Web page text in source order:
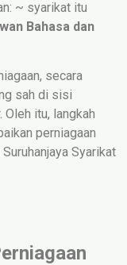
~ syarikat itu
Bahasa dan
secara
sah di sisi
Oleh itu, langkah
perniagaan
Syarikat